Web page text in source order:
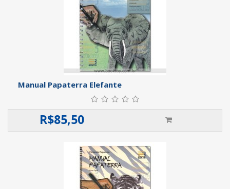
Manual Papaterra Elefante
R$85,50